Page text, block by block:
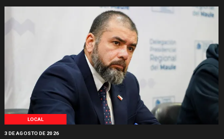
LOCAL
3 DE AGOSTO DE 2026